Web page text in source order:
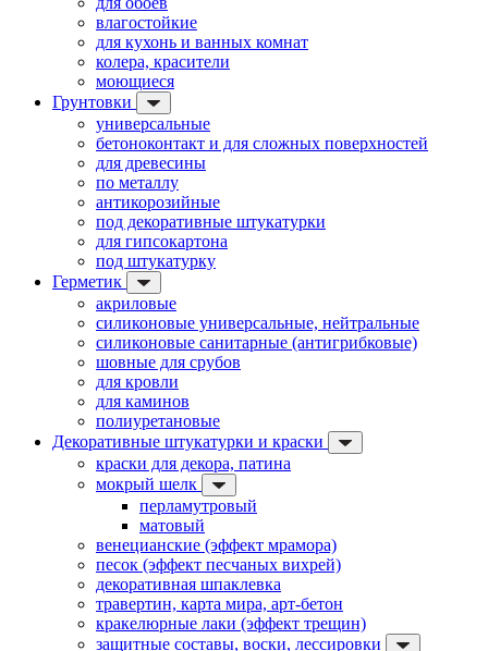
влагостойкие
для кухонь и ванных комнат
колера, красители
моющиеся
Грунтовки
универсальные
бетоноконтакт и для сложных поверхностей
для древесины
по металлу
антикорозийные
под декоративные штукатурки
для гипсокартона
под штукатурку
Герметик
акриловые
силиконовые универсальные, нейтральные
силиконовые санитарные (антигрибковые)
шовные для срубов
для кровли
для каминов
полиуретановые
Декоративные штукатурки и краски
краски для декора, патина
мокрый шелк
перламутровый
матовый
венецианские (эффект мрамора)
песок (эффект песчаных вихрей)
декоративная шпаклевка
травертин, карта мира, арт-бетон
кракелюрные лаки (эффект трещин)
защитные составы, воски, лессировки